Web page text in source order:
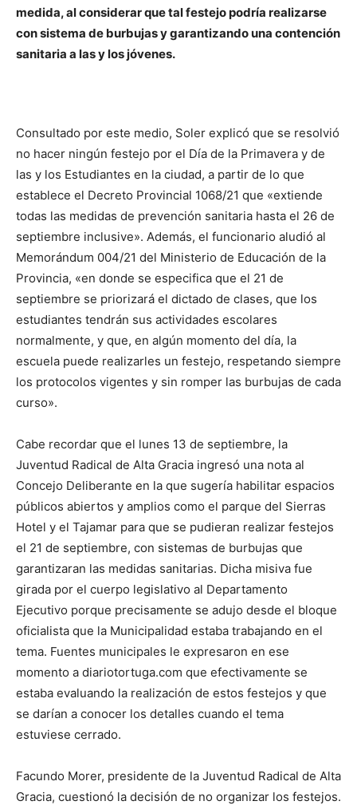
medida, al considerar que tal festejo podría realizarse
con sistema de burbujas y garantizando una contención
sanitaria a las y los jóvenes.
Consultado por este medio, Soler explicó que se resolvió
no hacer ningún festejo por el Día de la Primavera y de
las y los Estudiantes en la ciudad, a partir de lo que
establece el Decreto Provincial 1068/21 que «extiende
todas las medidas de prevención sanitaria hasta el 26 de
septiembre inclusive». Además, el funcionario aludió al
Memorándum 004/21 del Ministerio de Educación de la
Provincia, «en donde se especifica que el 21 de
septiembre se priorizará el dictado de clases, que los
estudiantes tendrán sus actividades escolares
normalmente, y que, en algún momento del día, la
escuela puede realizarles un festejo, respetando siempre
los protocolos vigentes y sin romper las burbujas de cada
curso».
Cabe recordar que el lunes 13 de septiembre, la
Juventud Radical de Alta Gracia ingresó una nota al
Concejo Deliberante en la que sugería habilitar espacios
públicos abiertos y amplios como el parque del Sierras
Hotel y el Tajamar para que se pudieran realizar festejos
el 21 de septiembre, con sistemas de burbujas que
garantizaran las medidas sanitarias. Dicha misiva fue
girada por el cuerpo legislativo al Departamento
Ejecutivo porque precisamente se adujo desde el bloque
oficialista que la Municipalidad estaba trabajando en el
tema. Fuentes municipales le expresaron en ese
momento a diariotortuga.com que efectivamente se
estaba evaluando la realización de estos festejos y que
se darían a conocer los detalles cuando el tema
estuviese cerrado.
Facundo Morer, presidente de la Juventud Radical de Alta
Gracia, cuestionó la decisión de no organizar los festejos.